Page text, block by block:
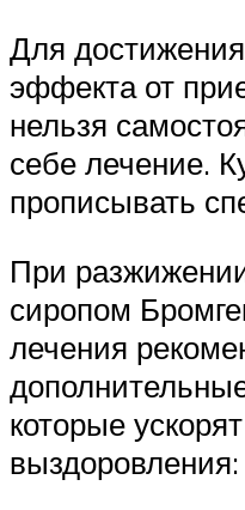
Для
эффекта от
нельзя
себе лечение.
прописывать
При
сиропом
лечения
которые
выздоровления: